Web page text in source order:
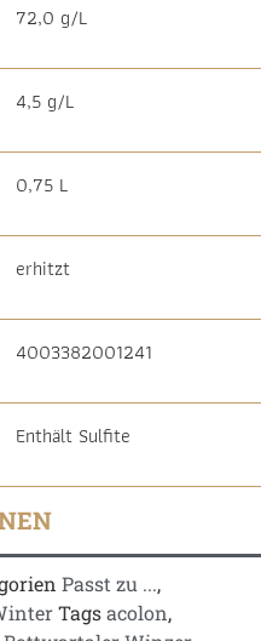
72,0 g/L
4,5 g/L
0,75 L
erhitzt
4003382001241
Enthält Sulfite
Passt zu ...,
Tagsacolon,